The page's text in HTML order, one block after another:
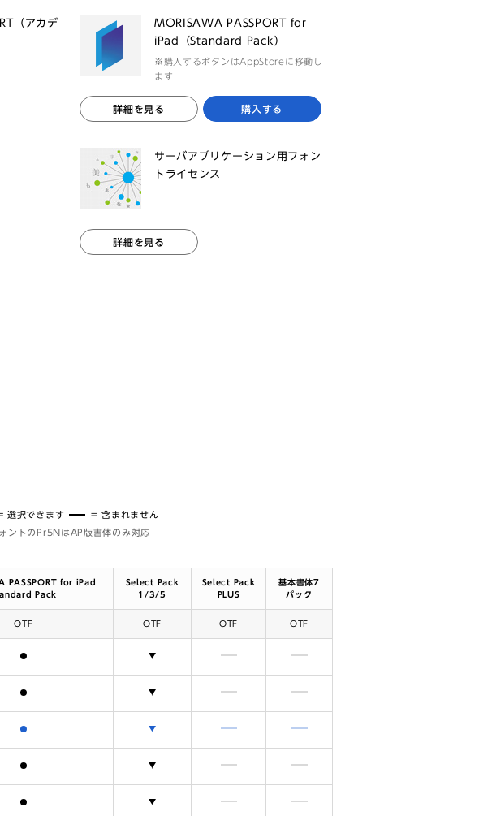
（アカデ
MORISAWA PASSPORT for
iPad（Standard Pack）
※購入するボタンはAppStoreに移動し
ます
詳細を見る 購入する
サーバアプリケーション用フォン
トライセンス
詳細を見る
選択できます
= 含まれません
ントのPr5NはAP版書体のみ対応
PASSPORT for iPad
Pack
Select Pack
1/3/5
Select Pack
PLUS
基本書体7
パック
OTF OTF OTF OTF
含まれません 含まれません
含まれません 含まれません
含まれません 含まれません
含まれません 含まれません
含まれません 含まれません